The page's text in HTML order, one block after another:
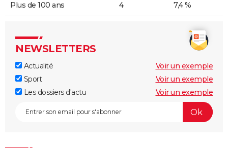
Plus de 100 ans 4 7,4 %
NEWSLETTERS
Actualité
Voir un exemple
Sport
Voir un exemple
Les dossiers d'actu
Voir un exemple